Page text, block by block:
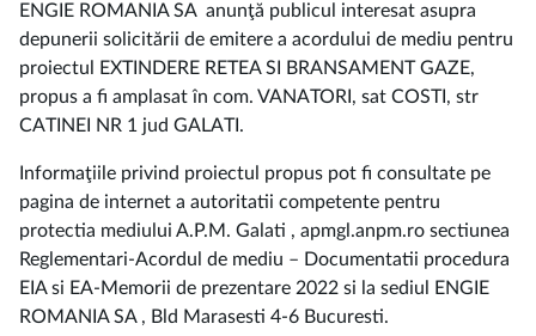
ENGIE ROMANIA SA anunţă publicul interesat asupra
depunerii solicitării de emitere a acordului de mediu pentru
proiectul EXTINDERE RETEA SI BRANSAMENT GAZE,
propus a fi amplasat în com. VANATORI, sat COSTI, str
CATINEI NR 1 jud GALATI.
Informaţiile privind proiectul propus pot fi consultate pe
pagina de internet a autoritatii competente pentru
protectia mediului A.P.M. Galati , apmgl.anpm.ro sectiunea
Reglementari-Acordul de mediu – Documentatii procedura
EIA si EA-Memorii de prezentare 2022 si la sediul ENGIE
ROMANIA SA , Bld Marasesti 4-6 Bucuresti.